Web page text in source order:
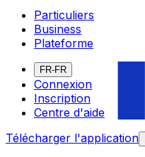
Particuliers
Business
Plateforme
FR-FR
Connexion
Inscription
Centre d'aide
Télécharger l'application